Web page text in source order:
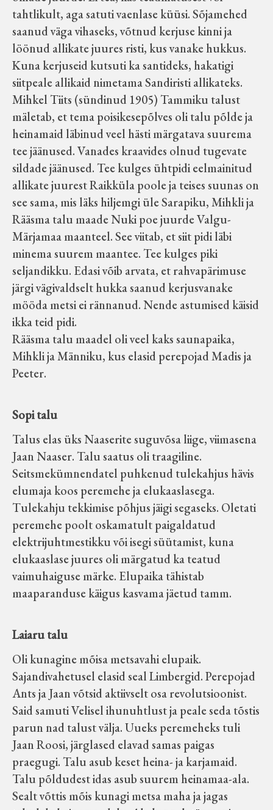
tahtlikult, aga satuti vaenlase küüsi. Sõjamehed
saanud väga vihaseks, võtnud kerjuse kinni ja
löönud allikate juures risti, kus vanake hukkus.
Kuna kerjuseid kutsuti ka santideks, hakatigi
siitpeale allikaid nimetama Sandiristi allikateks.
Mihkel Tiits (sündinud 1905) Tammiku talust
mäletab, et tema poisikesepõlves oli talu põlde ja
heinamaid läbinud veel hästi märgatava suurema
tee jäänused. Vanades kraavides olnud tugevate
sildade jäänused. Tee kulges ühtpidi eelmainitud
allikate juurest Raikküla poole ja teises suunas on
see sama, mis läks hiljemgi üle Sarapiku, Mihkli ja
Rääsma talu maade Nuki poe juurde Valgu-
Märjamaa maanteel. See viitab, et siit pidi läbi
minema suurem maantee. Tee kulges piki
seljandikku. Edasi võib arvata, et rahvapärimuse
järgi vägivaldselt hukka saanud kerjusvanake
mööda metsi ei rännanud. Nende astumised käisid
ikka teid pidi.
Rääsma talu maadel oli veel kaks saunapaika,
Mihkli ja Männiku, kus elasid perepojad Madis ja
Peeter.
Sopi talu
Talus elas üks Naaserite suguvõsa liige, viimasena
Jaan Naaser. Talu saatus oli traagiline.
Seitsmekümnendatel puhkenud tulekahjus hävis
elumaja koos peremehe ja elukaaslasega.
Tulekahju tekkimise põhjus jäigi segaseks. Oletati
peremehe poolt oskamatult paigaldatud
elektrijuhtmestikku või isegi süütamist, kuna
elukaaslase juures oli märgatud ka teatud
vaimuhaiguse märke. Elupaika tähistab
maaparanduse käigus kasvama jäetud tamm.
Laiaru talu
Oli kunagine mõisa metsavahi elupaik.
Sajandivahetusel elasid seal Limbergid. Perepojad
Ants ja Jaan võtsid aktiivselt osa revolutsioonist.
Said samuti Velisel ihunuhtlust ja peale seda tõstis
parun nad talust välja. Uueks peremeheks tuli
Jaan Roosi, järglased elavad samas paigas
praegugi. Talu asub keset heina- ja karjamaid.
Talu põldudest idas asub suurem heinamaa-ala.
Sealt võttis mõis kunagi metsa maha ja jagas